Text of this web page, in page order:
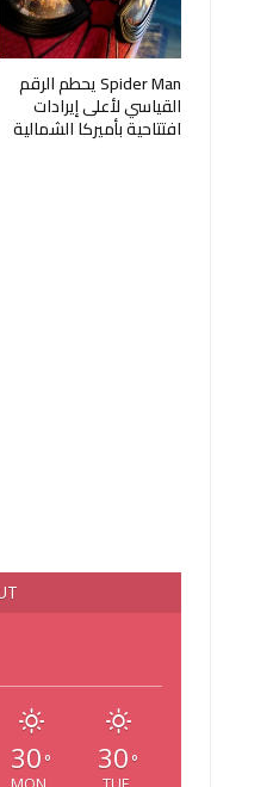
Spider Man يحطم الرقم
القياسي لأعلى إيرادات
افتتاحية بأميركا الشمالية
30 ° 30 °